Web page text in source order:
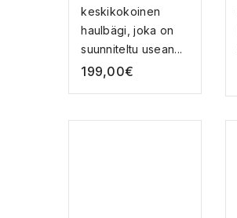
keskikokoinen
haulbägi, joka on
suunniteltu usean...
199,00€